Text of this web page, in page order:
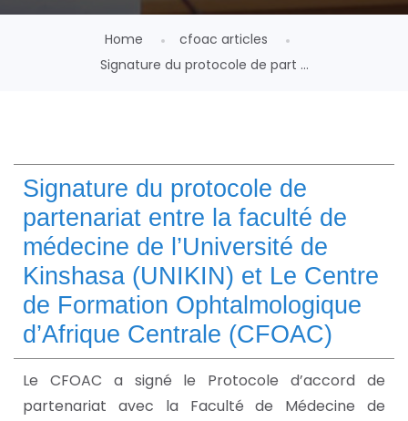
Home
cfoac articles
Signature du protocole de part ...
Signature du protocole de
partenariat entre la faculté de
médecine de l’Université de
Kinshasa (UNIKIN) et Le Centre
de Formation Ophtalmologique
d’Afrique Centrale (CFOAC)
Le CFOAC a signé le Protocole d’accord de
partenariat avec la Faculté de Médecine de